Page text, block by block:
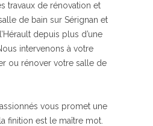
travaux de rénovation et
de bain sur Sérignan et
depuis plus d’une
intervenons à votre
ou rénover votre salle de
vous promet une
finition est le maître mot.